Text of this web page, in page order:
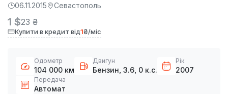
06.11.2015 Севастополь
1 $23 ₴
Купити в кредит від1₴/міс
Одометр
104 000 км
Двигун
Бензин, 3.6, 0 к.с.
Рік
2007
Передача
Автомат